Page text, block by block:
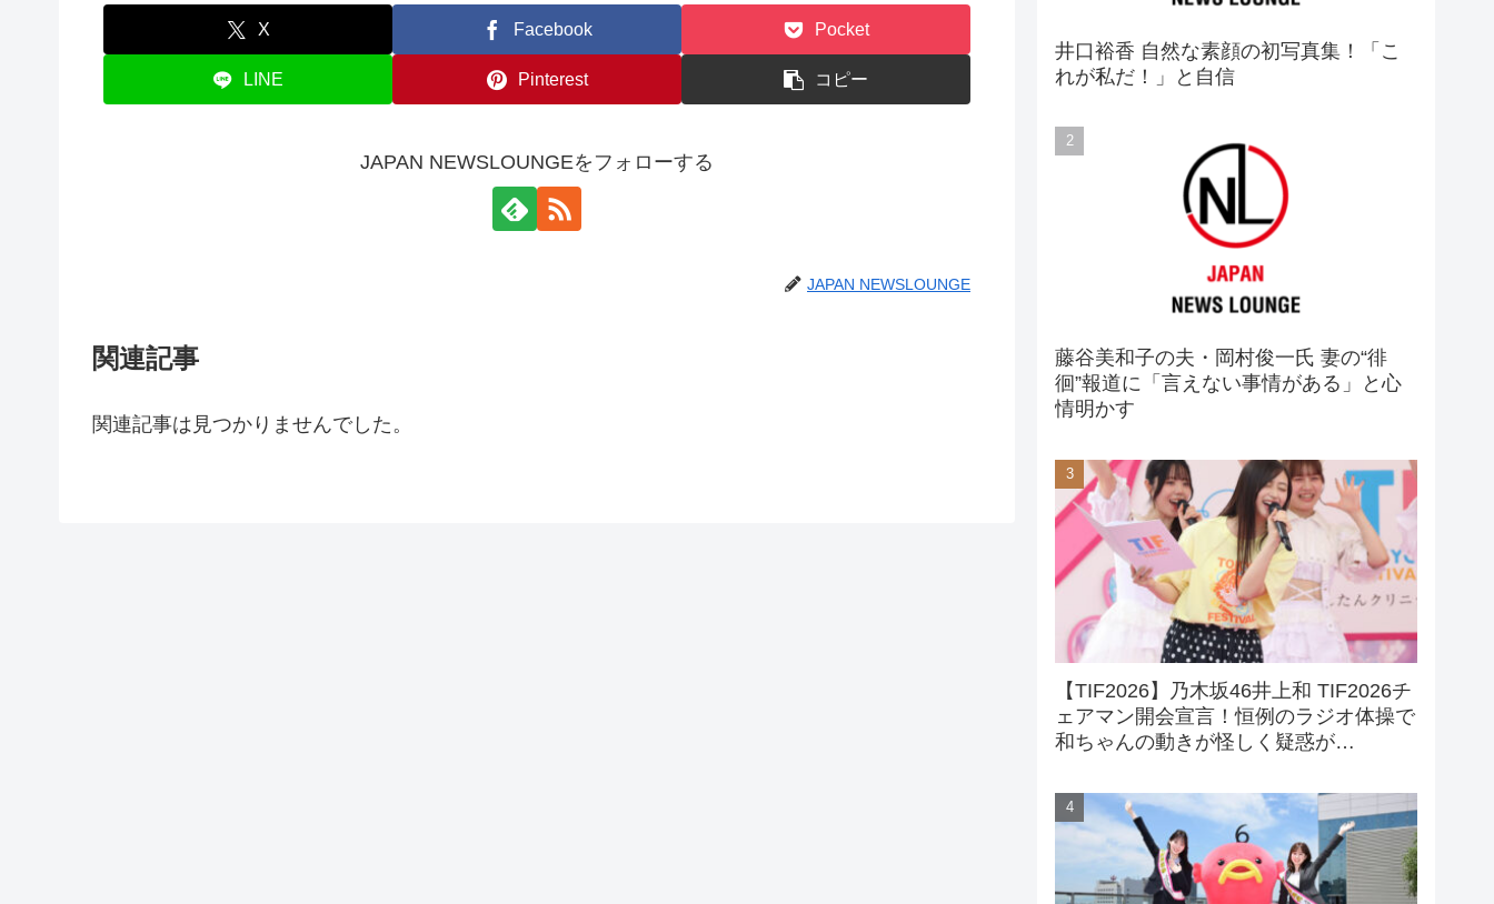
X Facebook Pocket
LINE Pinterest コピー
JAPAN NEWSLOUNGEをフォローする
JAPAN NEWSLOUNGE
関連記事
関連記事は見つかりませんでした。
井口裕香 自然な素顔の初写真集！「こ
れが私だ！」と自信
藤谷美和子の夫・岡村俊一氏 妻の“徘
徊”報道に「言えない事情がある」と心
情明かす
【TIF2026】乃木坂46井上和 TIF2026チ
ェアマン開会宣言！恒例のラジオ体操で
和ちゃんの動きが怪しく疑惑が…